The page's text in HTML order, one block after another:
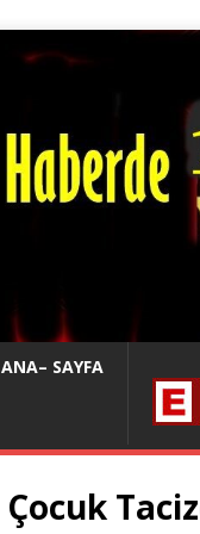
ANA– SAYFA
Çocuk